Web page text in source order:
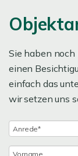
Sie haben noch
einen
einfach das
wir setzen uns